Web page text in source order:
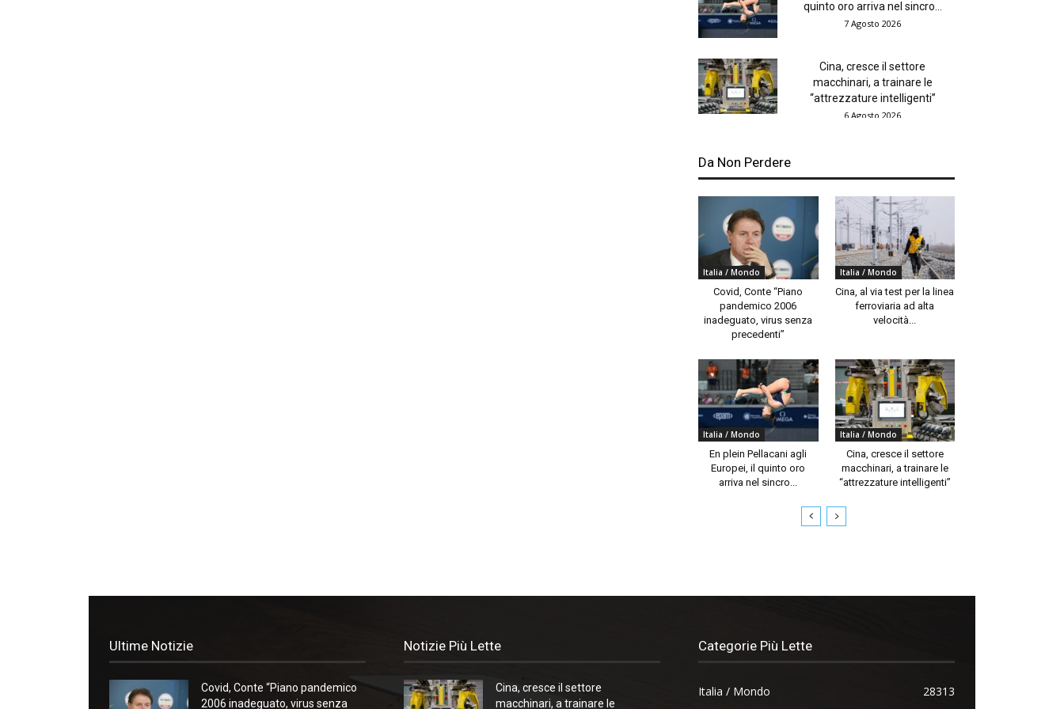
quinto oro arriva nel sincro...
7 Agosto 2026
Cina, cresce il settore
macchinari, a trainare le
“attrezzature intelligenti”
6 Agosto 2026
Da Non Perdere
Italia / Mondo
Covid, Conte “Piano
pandemico 2006
inadeguato, virus senza
precedenti”
Italia / Mondo
Cina, al via test per la linea
ferroviaria ad alta
velocità...
Italia / Mondo
En plein Pellacani agli
Europei, il quinto oro
arriva nel sincro...
Italia / Mondo
Cina, cresce il settore
macchinari, a trainare le
“attrezzature intelligenti”
Ultime Notizie
Covid, Conte “Piano pandemico
2006 inadeguato, virus senza
Notizie Più Lette
Cina, cresce il settore
macchinari, a trainare le
Categorie Più Lette
Italia / Mondo
28313